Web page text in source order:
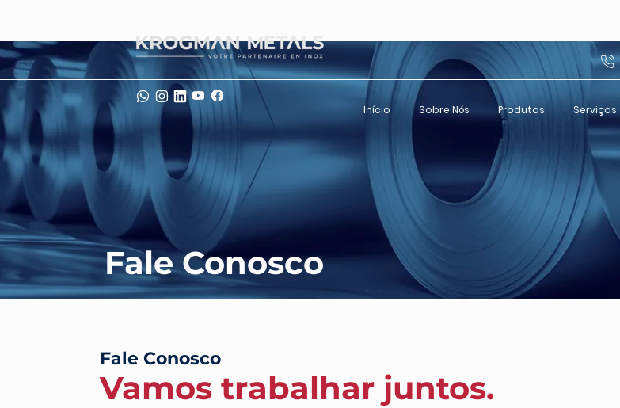
Início Sobre Nós Produtos Serviços
Fale Conosco
Fale Conosco
Vamos trabalhar juntos.